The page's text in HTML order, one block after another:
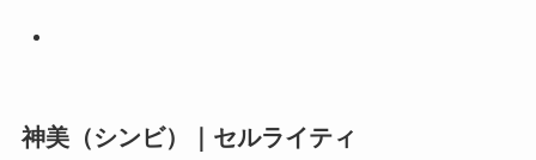
神美（シンビ）｜セルライティ